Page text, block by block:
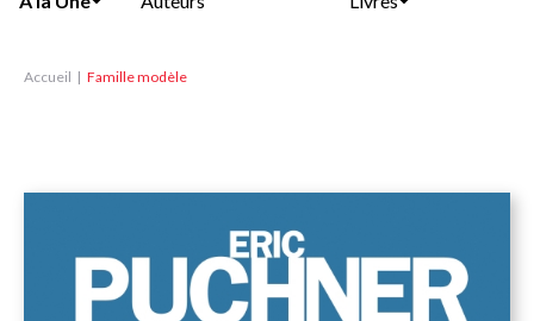
Accueil Famille modèle